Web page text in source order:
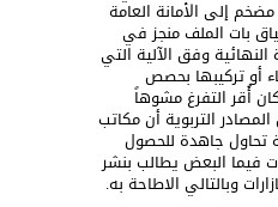
إلى الأمانة العامة
بات الملف منجز في
النهائية وفق الآلية التي
أو تركيبها بحصص
أُقر التفرغ مشوهاً
التربوية أن مكاتب
تحاول جاهدة للحصول
فيما البعض يطالب بنشر
وبالتالي الاطاحة به.